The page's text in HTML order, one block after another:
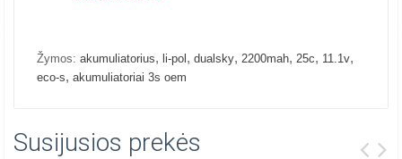
Žymos: akumuliatorius, li-pol , dualsky, 2200mah, 25c, 11.1v,
eco-s, akumuliatoriai 3s oem
Susijusios prekės